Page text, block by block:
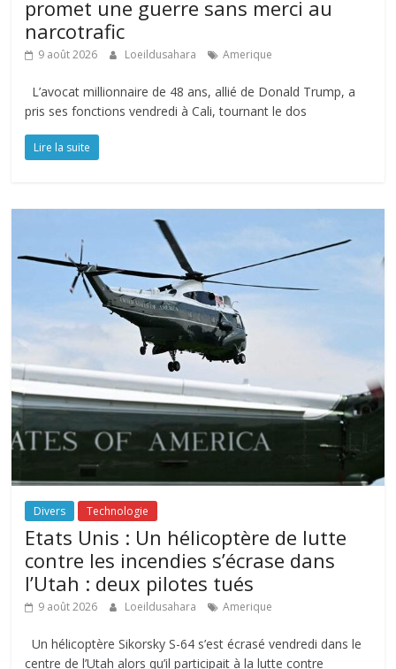
promet une guerre sans merci au
narcotrafic
9 août 2026 Loeildusahara Amerique
L’avocat millionnaire de 48 ans, allié de Donald Trump, a
pris ses fonctions vendredi à Cali, tournant le dos
Lire la suite
Divers Technologie
Etats Unis : Un hélicoptère de lutte
contre les incendies s’écrase dans
l’Utah : deux pilotes tués
9 août 2026 Loeildusahara Amerique
Un hélicoptère Sikorsky S-64 s’est écrasé vendredi dans le
centre de l’Utah alors qu’il participait à la lutte contre